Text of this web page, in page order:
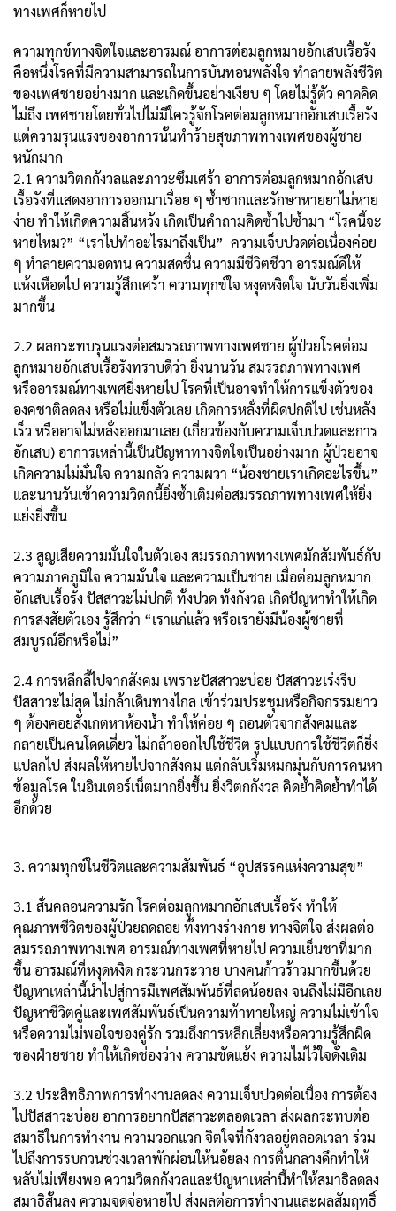
ทางเพศก็หายไป
ความทุกข์ทางจิตใจและอารมณ์ อาการต่อมลูกหมายอักเสบเรื้อรัง
คือหนึ่งโรคที่มีความสามารถในการบันทอนพลังใจ ทำลายพลังชีวิต
ของเพศชายอย่างมาก และเกิดขึ้นอย่างเงียบ ๆ โดยไม่รู้ตัว คาดคิด
ไม่ถึง เพศชายโดยทั่วไปไม่มีใครรู้จักโรคต่อมลูกหมากอักเสบเรื้อรัง
แต่ความรุนแรงของอาการนั้นทำร้ายสุขภาพทางเพศของผู้ชาย
หนักมาก
2.1 ความวิตกกังวลและภาวะซึมเศร้า อาการต่อมลูกหมากอักเสบ
เรื้อรังที่แสดงอาการออกมาเรื่อย ๆ ซ้ำซากและรักษาหายยาไม่หาย
ง่าย ทำให้เกิดความสิ้นหวัง เกิดเป็นคำถามคิดซ้ำไปซ้ำมา “โรคนี้จะ
หายไหม?” “เราไปทำอะไรมาถึงเป็น” ความเจ็บปวดต่อเนื่องค่อย
ๆ ทำลายความอดทน ความสดชื่น ความมีชีวิตชีวา อารมณ์ดีให้
แห้งเหือดไป ความรู้สึกเศร้า ความทุกข์ใจ หงุดหงิดใจ นับวันยิ่งเพิ่ม
มากขึ้น
2.2 ผลกระทบรุนแรงต่อสมรรถภาพทางเพศชาย ผู้ป่วยโรคต่อม
ลูกหมายอักเสบเรื้อรังทราบดีว่า ยิ่งนานวัน สมรรถภาพทางเพศ
หรืออารมณ์ทางเพศยิ่งหายไป โรคที่เป็นอาจทำให้การแข็งตัวของ
องคชาติลดลง หรือไม่แข็งตัวเลย เกิดการหลั่งที่ผิดปกติไป เช่นหลัง
เร็ว หรืออาจไม่หลั่งออกมาเลย (เกี่ยวข้องกับความเจ็บปวดและการ
อักเสบ) อาการเหล่านี้เป็นปัญหาทางจิตใจเป็นอย่างมาก ผู้ป่วยอาจ
เกิดความไม่มั่นใจ ความกลัว ความผวา “น้องชายเราเกิดอะไรขึ้น”
และนานวันเข้าความวิตกนี้ยิ่งซ้ำเติมต่อสมรรถภาพทางเพศให้ยิ่ง
แย่งยิ่งขึ้น
2.3 สูญเสียความมั่นใจในตัวเอง สมรรถภาพทางเพศมักสัมพันธ์กับ
ความภาคภูมิใจ ความมั่นใจ และความเป็นชาย เมื่อต่อมลูกหมาก
อักเสบเรื้อรัง ปัสสาวะไม่ปกติ ทั้งปวด ทั้งกังวล เกิดปัญหาทำให้เกิด
การสงสัยตัวเอง รู้สึกว่า “เราแก่แล้ว หรือเรายังมีน้องผู้ชายที่
สมบูรณ์อีกหรือไม่”
2.4 การหลีกลี้ไปจากสังคม เพราะปัสสาวะบ่อย ปัสสาวะเร่งรีบ
ปัสสาวะไม่สุด ไม่กล้าเดินทางไกล เข้าร่วมประชุมหรือกิจกรรมยาว
ๆ ต้องคอยสังเกตหาห้องน้ำ ทำให้ค่อย ๆ ถอนตัวจากสังคมและ
กลายเป็นคนโดดเดี่ยว ไม่กล้าออกไปใช้ชีวิต รูปแบบการใช้ชีวิตก็ยิ่ง
แปลกไป ส่งผลให้หายไปจากสังคม แต่กลับเริ่มหมกมุ่นกับการคนหา
ข้อมูลโรค ในอินเตอร์เน็ตมากยิ่งขึ้น ยิ่งวิตกกังวล คิดย้ำคิดย้ำทำได้
อีกด้วย
3. ความทุกข์ในชีวิตและความสัมพันธ์ “อุปสรรคแห่งความสุข”
3.1 สั่นคลอนความรัก โรคต่อมลูกหมากอักเสบเรื้อรัง ทำให้
คุณภาพชีวิตของผู้ป่วยถดถอย ทั้งทางร่างกาย ทางจิตใจ ส่งผลต่อ
สมรรถภาพทางเพศ อารมณ์ทางเพศที่หายไป ความเย็นชาที่มาก
ขึ้น อารมณ์ที่หงุดหงิด กระวนกระวาย บางคนก้าวร้าวมากขึ้นด้วย
ปัญหาเหล่านี้นำไปสู่การมีเพศสัมพันธ์ที่ลดน้อยลง จนถึงไม่มีอีกเลย
ปัญหาชีวิตคู่และเพศสัมพันธ์เป็นความท้าทายใหญ่ ความไม่เข้าใจ
หรือความไม่พอใจของคู่รัก รวมถึงการหลีกเลี่ยงหรือความรู้สึกผิด
ของฝ่ายชาย ทำให้เกิดช่องว่าง ความขัดแย้ง ความไม่ไว้ใจดั่งเดิม
3.2 ประสิทธิภาพการทำงานลดลง ความเจ็บปวดต่อเนื่อง การต้อง
ไปปัสสาวะบ่อย อาการอยากปัสสาวะตลอดเวลา ส่งผลกระทบต่อ
สมาธิในการทำงาน ความวอกแวก จิตใจที่กังวลอยู่ตลอดเวลา ร่วม
ไปถึงการรบกวนช่วงเวลาพักผ่อนให้นอ้ยลง การตื่นกลางดึกทำให้
หลับไม่เพียงพอ ความวิตกกังวลและปัญหาเหล่านี้ทำให้สมาธิลดลง
สมาธิสั้นลง ความจดจ่อหายไป ส่งผลต่อการทำงานและผลสัมฤทธิ์